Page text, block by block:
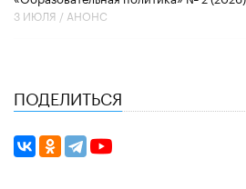
3 ИЮЛЯ / АНОНС
ПОДЕЛИТЬСЯ